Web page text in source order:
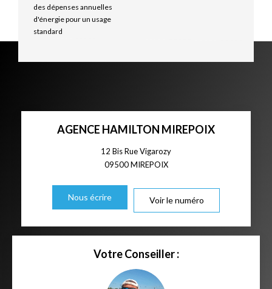
des dépenses annuelles
d'énergie pour un usage
standard
AGENCE HAMILTON MIREPOIX
12 Bis Rue Vigarozy
09500MIREPOIX
Nous écrire Voir le numéro
Votre Conseiller :